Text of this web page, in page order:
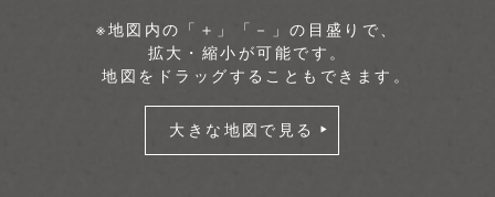
※地図内の「＋」「－」の目盛りで、
拡大・縮小が可能です。
地図をドラッグすることもできます。
大きな地図で見る